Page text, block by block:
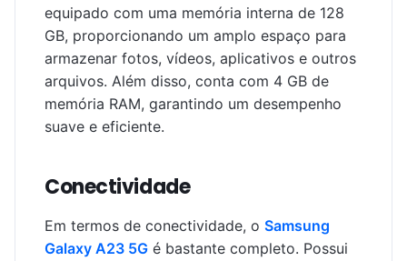
equipado com uma memória interna de 128
GB, proporcionando um amplo espaço para
armazenar fotos, vídeos, aplicativos e outros
arquivos. Além disso, conta com 4 GB de
memória RAM, garantindo um desempenho
suave e eficiente.
Conectividade
Em termos de conectividade, o Samsung
Galaxy A23 5G é bastante completo. Possui